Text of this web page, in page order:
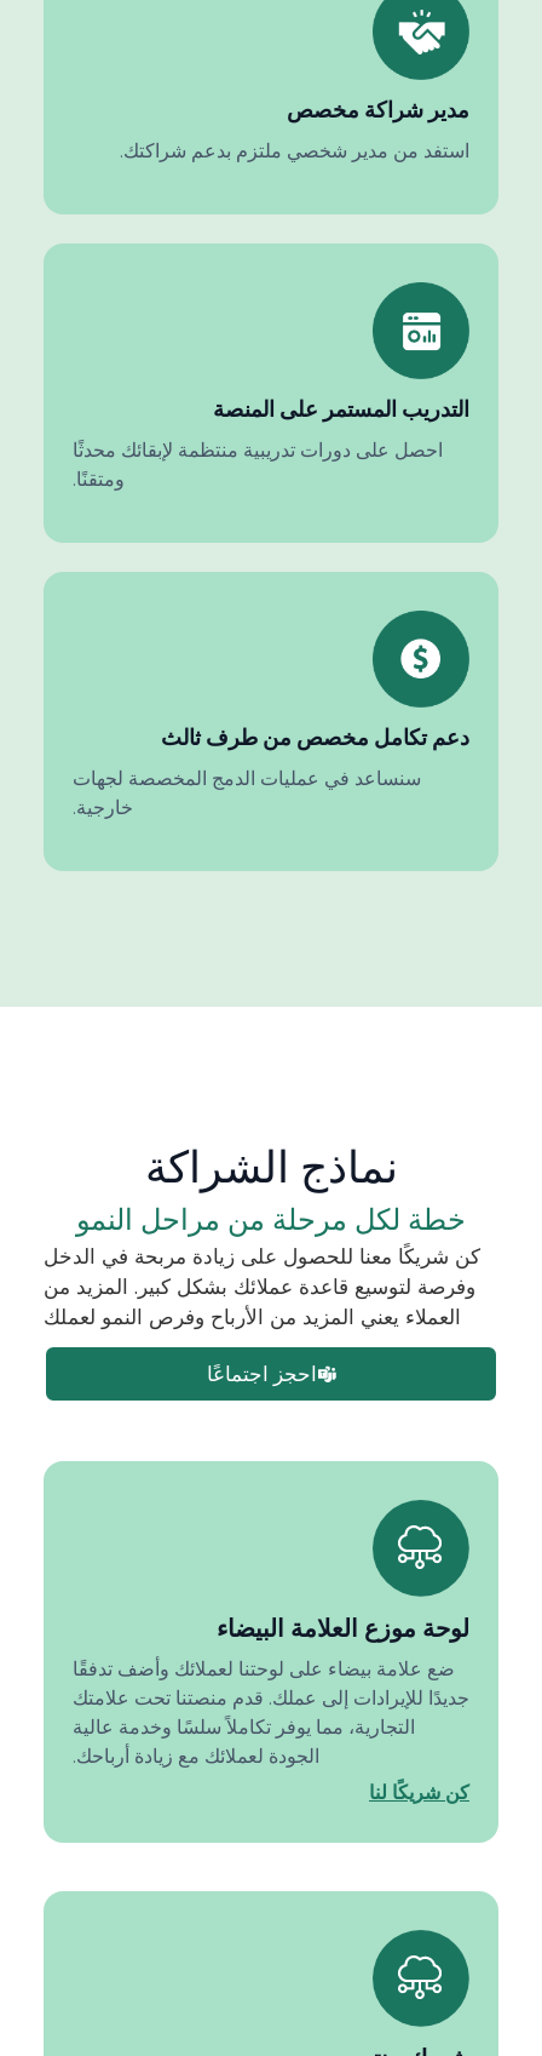
مدير شراكة مخصص
استفد من مدير شخصي ملتزم بدعم شراكتك.
التدريب المستمر على المنصة
احصل على دورات تدريبية منتظمة لإبقائك محدثًا
ومتقنًا.
دعم تكامل مخصص من طرف ثالث
سنساعد في عمليات الدمج المخصصة لجهات
خارجية.
نماذج الشراكة
خطة لكل مرحلة من مراحل النمو
كن شريكًا معنا للحصول على زيادة مربحة في الدخل
وفرصة لتوسيع قاعدة عملائك بشكل كبير. المزيد من
العملاء يعني المزيد من الأرباح وفرص النمو لعملك
احجز اجتماعًا
لوحة موزع العلامة البيضاء
ضع علامة بيضاء على لوحتنا لعملائك وأضف تدفقًا
جديدًا للإيرادات إلى عملك. قدم منصتنا تحت علامتك
التجارية، مما يوفر تكاملاً سلسًا وخدمة عالية
الجودة لعملائك مع زيادة أرباحك.
كن شريكًا لنا